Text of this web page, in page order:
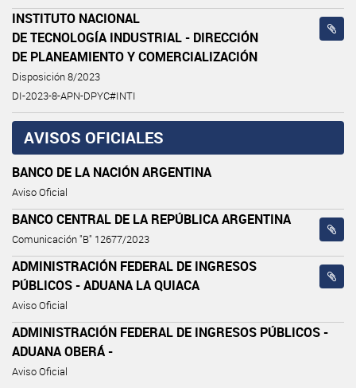
INSTITUTO NACIONAL
DE TECNOLOGÍA INDUSTRIAL - DIRECCIÓN
DE PLANEAMIENTO Y COMERCIALIZACIÓN
Disposición 8/2023
DI-2023-8-APN-DPYC#INTI
AVISOS OFICIALES
BANCO DE LA NACIÓN ARGENTINA
Aviso Oficial
BANCO CENTRAL DE LA REPÚBLICA ARGENTINA
Comunicación "B" 12677/2023
ADMINISTRACIÓN FEDERAL DE INGRESOS
PÚBLICOS - ADUANA LA QUIACA
Aviso Oficial
ADMINISTRACIÓN FEDERAL DE INGRESOS PÚBLICOS -
ADUANA OBERÁ -
Aviso Oficial